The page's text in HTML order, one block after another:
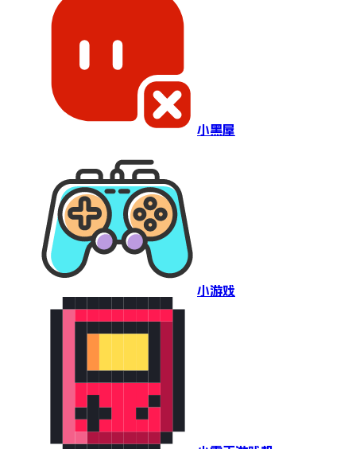
小黑屋
小游戏